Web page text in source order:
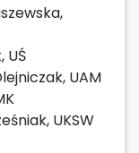
UŚ
UAM
UKSW